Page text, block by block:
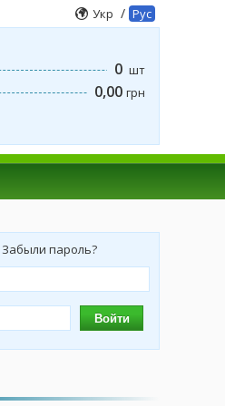
Укр / Рус
0 шт
0,00 грн
Забыли пароль?
Войти